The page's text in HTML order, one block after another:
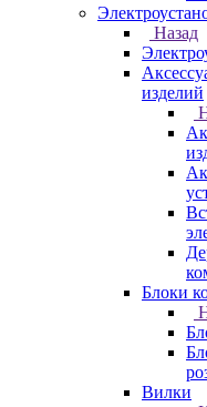
Назад
изделий
Блоки
Вилки